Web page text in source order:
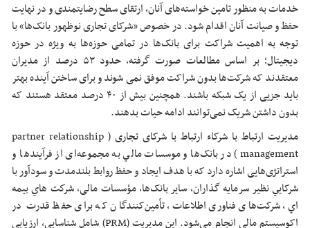
خدمات به‌ منظور تامین خواسته‌های آنان، ارتقای سطح رضایتمندی و در نهایت
حفظ و صیانت آنان اقدام شود. در خصوص «شرکای تجاری نوظهور بانک‌ها» با
توجه به اهمیت شراکت برای بانک‌ها در تمامی حوزه‌ها به ویژه در حوزه
دیجیتال؛ بر اساس مطالعات صورت گرفته، حدود ۵۳ درصد از مدیران
معتقدند که شرکت‌ها بدون شراکت موفق نمی شوند و برای ساختن آینده بهتر
باید جزیی از یک شبکه باشند. همچنین بیش از ۴۰ درصد معتقد هستند که
بدون داشتن شریک نمی‌توانند ادامه حیات بدهند.
مدیریت ارتباط با شرکاء ارتباط با شرکای تجاری ( partner relationship
management ) در بانک‌ها و موسسات مالي به مجموعه‌ای از فرآیندها و
استراتژی‌هایی اشاره دارد که با هدف ایجاد و حفظ روابط بلندمدت و سودآور با
شرکايي نظير سرمایه گذاران، سایر بانک‌ها، مؤسسات مالی، شركت هاي بيمه
اي، شرکت‌های فناوری اطلاعات، تأمین‌کنندگان که برای حفظ قدرت‌ در
اکوسیستم مالی انجام می‌شود. این مدیریت (PRM) شامل شناسایی، ارزیابی